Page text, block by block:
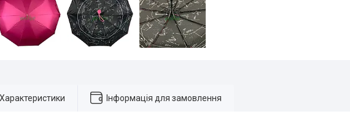
Характеристики Інформація для замовлення